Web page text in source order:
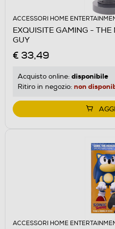
ACCESSORI HOME
EXQUISITE GAMING -
GUY
€ 33,49
Acquisto online: disponibile
Ritiro in negozio: non
ACCESSORI HOME